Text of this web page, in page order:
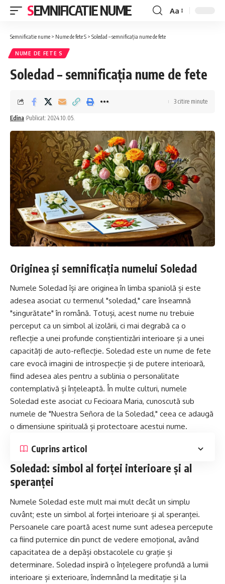
SEMNIFICATIE NUME
Font
Aa
Semnificatie nume > Nume de fete S > Soledad – semnificația nume de fete
NUME DE FETE S
Soledad – semnificația nume de fete
Edina Publicat: 2024.10.05.
3 citire minute
Originea și semnificația numelui Soledad
Numele Soledad își are originea în limba spaniolă și este
adesea asociat cu termenul "soledad," care înseamnă
"singurătate" în română. Totuși, acest nume nu trebuie
perceput ca un simbol al izolării, ci mai degrabă ca o
reflecție a unei profunde conștientizări interioare și a unei
capacități de auto-reflecție. Soledad este un nume de fete
care evocă imagini de introspecție și de putere interioară,
fiind adesea ales pentru a sublinia o personalitate
contemplativă și înțeleaptă. În multe culturi, numele
Soledad este asociat cu Fecioara Maria, cunoscută sub
numele de "Nuestra Señora de la Soledad," ceea ce adaugă
o dimensiune spirituală și protectoare acestui nume.
Cuprins articol
Soledad: simbol al forței interioare și al
speranței
Numele Soledad este mult mai mult decât un simplu
cuvânt; este un simbol al forței interioare și al speranței.
Persoanele care poartă acest nume sunt adesea percepute
ca fiind puternice din punct de vedere emoțional, având
capacitatea de a depăși obstacolele cu grație și
determinare. Soledad inspiră o înțelegere profundă a lumii
interioare și exterioare, îndemnând la meditație și la